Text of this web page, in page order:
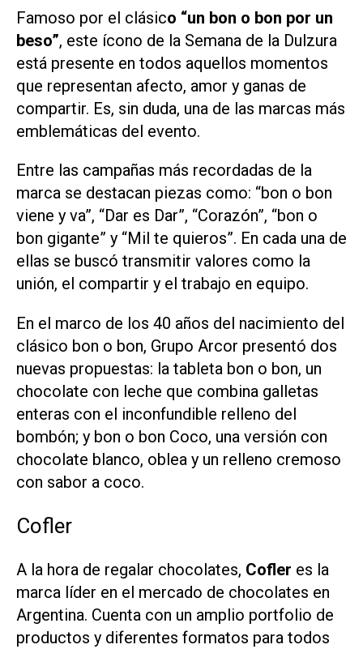
Famoso por el clásico “un bon o bon por un
beso”, este ícono de la Semana de la Dulzura
está presente en todos aquellos momentos
que representan afecto, amor y ganas de
compartir. Es, sin duda, una de las marcas más
emblemáticas del evento.
Entre las campañas más recordadas de la
marca se destacan piezas como: “bon o bon
viene y va”, “Dar es Dar”, “Corazón”, “bon o
bon gigante” y “Mil te quieros”. En cada una de
ellas se buscó transmitir valores como la
unión, el compartir y el trabajo en equipo.
En el marco de los 40 años del nacimiento del
clásico bon o bon, Grupo Arcor presentó dos
nuevas propuestas: la tableta bon o bon, un
chocolate con leche que combina galletas
enteras con el inconfundible relleno del
bombón; y bon o bon Coco, una versión con
chocolate blanco, oblea y un relleno cremoso
con sabor a coco.
Cofler
A la hora de regalar chocolates, Cofler es la
marca líder en el mercado de chocolates en
Argentina. Cuenta con un amplio portfolio de
productos y diferentes formatos para todos